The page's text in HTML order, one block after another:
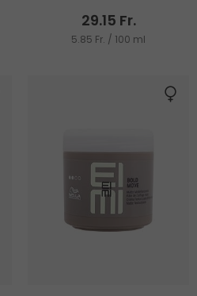
29.15 Fr.
5.85 Fr. / 100 ml